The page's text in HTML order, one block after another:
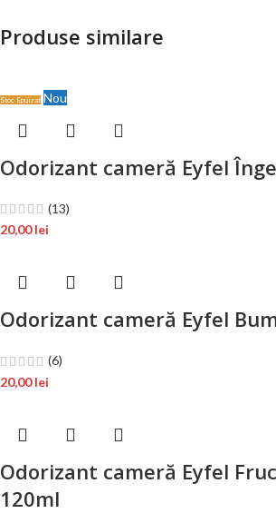
Produse similare
Stoc Epuizat Nou
Odorizant cameră Eyfel
(13)
20,00lei
Odorizant cameră Eyfel
(6)
20,00lei
Odorizant cameră Eyfel
120ml